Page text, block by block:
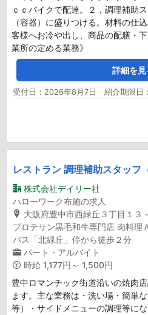
ｃｃバイクで配達。２，調理補助
（容器）に盛りつける。材料の仕
客様へお冷や出し、商品の配膳・
業所の定める業務》
詳細を見
受付日：2026年8月7日 紹介期限日
レストラン 調理補助スタッフ
株式会社デイリー社
ハローワーク布施の求人
大阪府豊中市西緑丘３丁目１３
プロテサン黒毛和牛専門店 肉料理
バス「北緑丘」停から徒歩２分
パート・アルバイト
時給 1,177円～ 1,500円
豊中ロマンチック街道沿いの焼肉
ます。主な業務は・洗い場・簡単
等）・サイドメニューの調理等に